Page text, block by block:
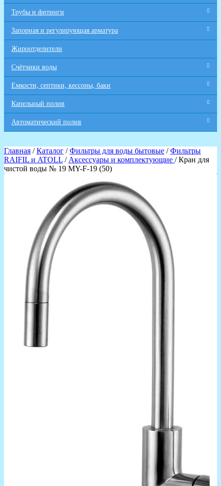
Трубы и фитинги
Запорная и регулирующая арматура
Жироотделители
Счётчики воды
Емкости, септики, кессоны, баки
Капельный полив
Автоматический полив
Главная /Каталог /Фильтры для воды бытовые /Фильтры
RAIFIL и ATOLL / Аксессуары и комплектующие / Кран для
чистой воды № 19 MY-F-19 (50)